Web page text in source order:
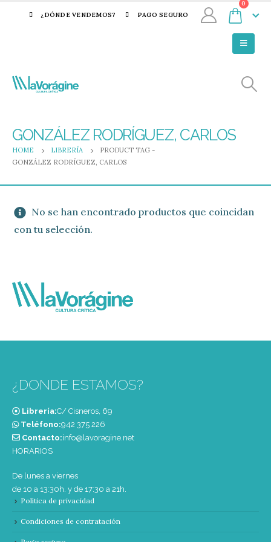
¿DÓNDE VENDEMOS? PAGO SEGURO
0
GONZÁLEZ RODRÍGUEZ, CARLOS
HOME LIBRERÍA
PRODUCT TAG -
GONZÁLEZ RODRÍGUEZ, CARLOS
No se han encontrado productos que coincidan
con tu selección.
¿DONDE ESTAMOS?
Librería:C/ Cisneros, 69
Teléfono:‭942 375 226‬
Contacto:info@lavoragine.net
HORARIOS
De lunes a viernes
de 10 a 13:30h. y de 17:30 a 21h.
Política de privacidad
Condiciones de contratación